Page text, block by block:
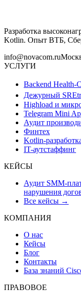
Разработка
Kotlin. Опыт ВТБ,
info@novacom.ru
УСЛУГИ
Backend Health-
Дежурный SRE
Highload и
Telegram Mini
Аудит
Финтех
Kotlin-
IT-аутстаффинг
КЕЙСЫ
Аудит SMM-
нарушения
Все кейсы →
КОМПАНИЯ
О нас
Кейсы
Блог
Контакты
База знаний
ПРАВОВОЕ